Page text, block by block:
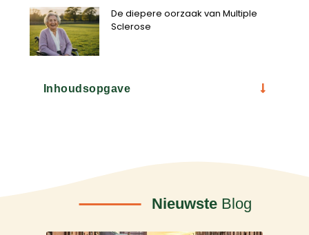
De diepere oorzaak van Multiple
Sclerose
Inhoudsopgave
Nieuwste Blog